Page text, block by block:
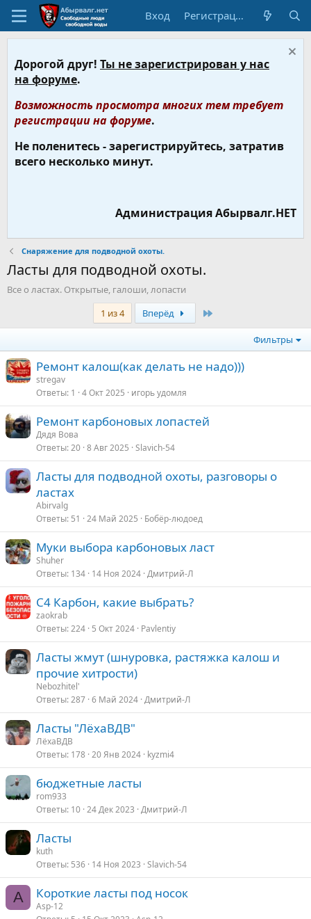
Вход Регистрация
Дорогой друг! Ты не зарегистрирован у нас
на форуме.
Возможность просмотра многих тем требует
регистрации на форуме.
Не поленитесь - зарегистрируйтесь, затратив
всего несколько минут.
Администрация Абырвалг.НЕТ
Снаряжение для подводной охоты.
Ласты для подводной охоты.
Все о ластах. Открытые, галоши, лопасти
1 из 4
Вперёд
Фильтры
Ремонт калош(как делать не надо)))
stregav
Ответы 1 4 Окт 2025 игорь удомля
Ремонт карбоновых лопастей
Дядя Вова
Ответы 20 8 Авг 2025 Slavich-54
Ласты для подводной охоты, разговоры о
ластах
Abirvalg
Ответы 51 24 Май 2025 Бобёр-людоед
Муки выбора карбоновых ласт
Shuher
Ответы 134 14 Ноя 2024 Дмитрий-Л
С4 Карбон, какие выбрать?
zaokrab
Ответы 224 5 Окт 2024 Pavlentiy
Ласты жмут (шнуровка, растяжка калош и
прочие хитрости)
Nebozhitel'
Ответы 287 6 Май 2024 Дмитрий-Л
Ласты "ЛёхаВДВ"
ЛёхаВДВ
Ответы 178 20 Янв 2024 kyzmi4
бюджетные ласты
rom933
Ответы 10 24 Дек 2023 Дмитрий-Л
Ласты
kuth
Ответы 536 14 Ноя 2023 Slavich-54
A Короткие ласты под носок
Asp-12